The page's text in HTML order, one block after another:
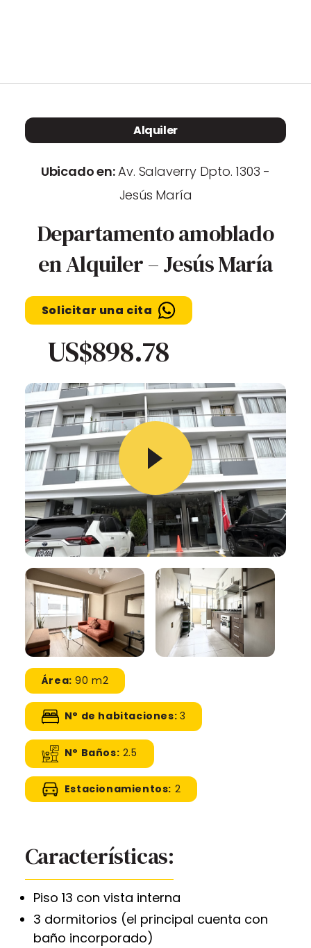
Blog
Contacto
Vende con nosotros
Alquiler
Ubicado en:Av. Salaverry Dpto. 1303 -
Jesús María
Departamento amoblado
en Alquiler – Jesús María
Solicitar una cita
US$898.78
Área: 90 m2
N° de habitaciones: 3
N° Baños: 2.5
Estacionamientos: 2
Características:
Piso 13 con vista interna
3 dormitorios (el principal cuenta con
baño incorporado)